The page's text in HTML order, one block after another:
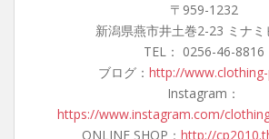
〒959-1232
新潟県燕市井土巻2-23 ミナミ
TEL： 0256-46-8816
ブログ： http://
Instagram：
https://www.instagram.com/
ONLINE SHOP： http://